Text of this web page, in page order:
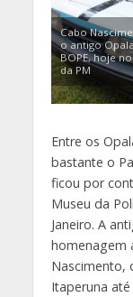
Cabo
o antigo
BOPE, hoje
da PM
Entre os
bastante o
ficou por
Museu da
Janeiro. A
homenagem
Nascimento,
Itaperuna